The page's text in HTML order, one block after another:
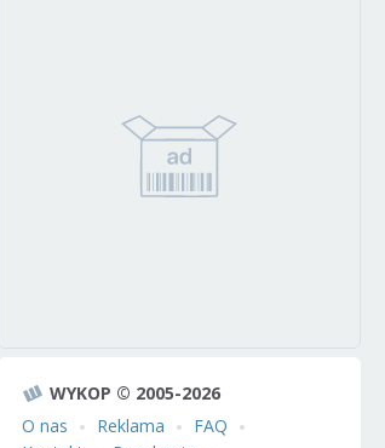
WYKOP © 2005-2026
O nas
Reklama
FAQ